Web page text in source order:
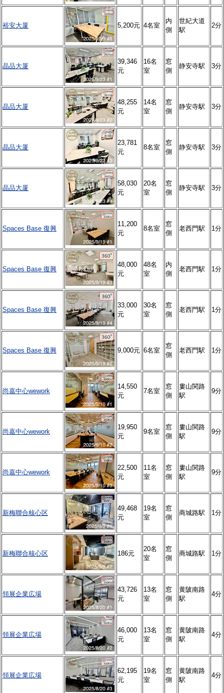
裕安大厦 5,200元 4名室
内
側
世紀大道
駅
2分
晶品大厦
39,346
元
16名
室
窓
側
静安寺駅 3分
晶品大厦
48,255
元
14名
室
窓
側
静安寺駅 3分
晶品大厦
23,781
元
8名室
窓
側
静安寺駅 3分
晶品大厦
58,030
元
20名
室
窓
側
静安寺駅 3分
Spaces Base 復興
11,200
元
8名室
窓
側
老西門駅 1分
Spaces Base 復興
48,000
元
48名
室
内
側
老西門駅 1分
Spaces Base 復興
33,000
元
30名
室
窓
側
老西門駅 1分
Spaces Base 復興 9,000元 6名室
窓
側
老西門駅 1分
尚嘉中心wework
14,550
元
7名室
窓
側
婁山関路
駅
9分
尚嘉中心wework
19,950
元
9名室
窓
側
婁山関路
駅
9分
尚嘉中心wework
22,500
元
11名
室
窓
側
婁山関路
駅
9分
新梅聯合核心区
49,468
元
19名
室
窓
側
商城路駅 1分
新梅聯合核心区 186元
20名
室
窓
側
商城路駅 1分
領展企業広場
43,726
元
13名
室
窓
側
黄陂南路
駅
4分
領展企業広場
46,000
元
13名
室
窓
側
黄陂南路
駅
4分
領展企業広場
62,195
元
19名
室
窓
側
黄陂南路
駅
4分